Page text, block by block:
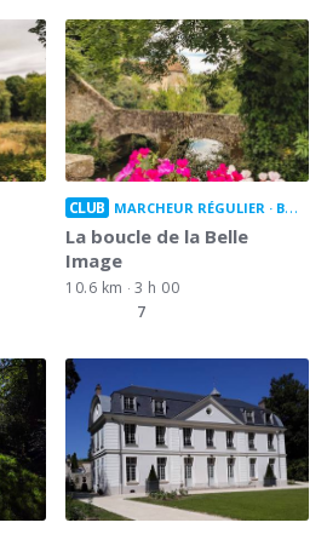
CLUB MARCHEUR RÉGULIER BOUCLE
La boucle de la Belle
Image
10.6 km
3 h 00
7